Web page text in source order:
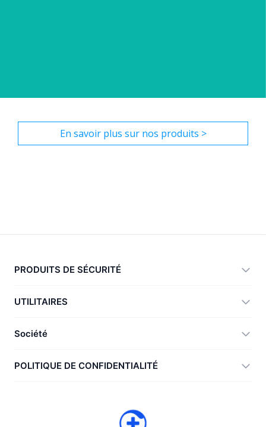
En savoir plus sur nos produits >
PRODUITS DE SÉCURITÉ
Anti-Ransomware Tool
UTILITAIRES
360 Zip
RecoverlyX
Société
POLITIQUE DE CONFIDENTIALITÉ